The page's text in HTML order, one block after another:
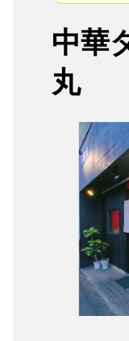
お問い合せ
組合概要
組合加入案内
関係者リン
協力会社
中華
丸